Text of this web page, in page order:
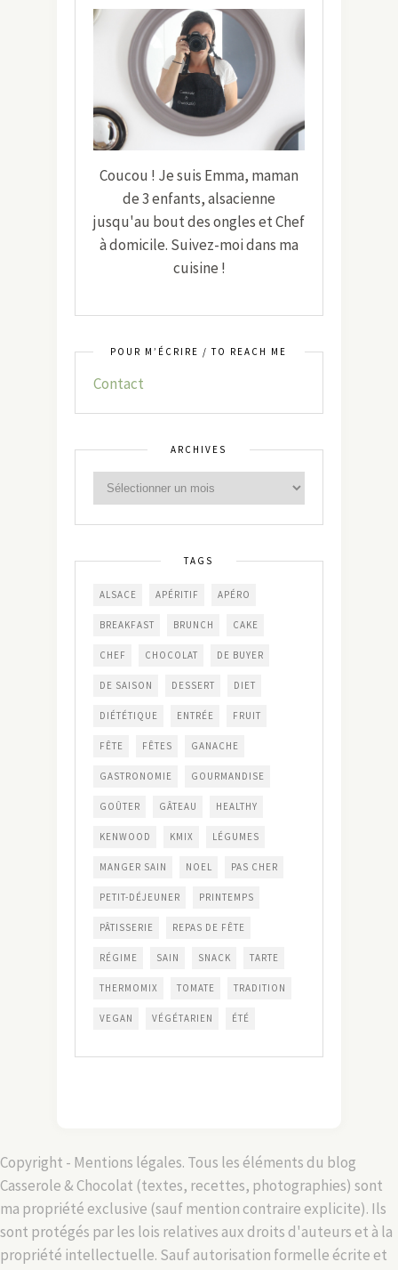
Coucou ! Je suis Emma, maman
de 3 enfants, alsacienne
jusqu'au bout des ongles et Chef
à domicile. Suivez-moi dans ma
cuisine !
POUR M’ÉCRIRE / TO REACH ME
Contact
ARCHIVES
TAGS
ALSACE APÉRITIF APÉRO
BREAKFAST BRUNCH CAKE
CHEF CHOCOLAT DE BUYER
DE SAISON DESSERT DIET
DIÉTÉTIQUE ENTRÉE FRUIT
FÊTE FÊTES GANACHE
GASTRONOMIE GOURMANDISE
GOÛTER GÂTEAU HEALTHY
KENWOOD KMIX LÉGUMES
MANGER SAIN NOEL PAS CHER
PETIT-DÉJEUNER PRINTEMPS
PÂTISSERIE REPAS DE FÊTE
RÉGIME SAIN SNACK TARTE
THERMOMIX TOMATE TRADITION
VEGAN VÉGÉTARIEN ÉTÉ
Copyright - Mentions légales. Tous les éléments du blog
Casserole & Chocolat (textes, recettes, photographies) sont
ma propriété exclusive (sauf mention contraire explicite). Ils
sont protégés par les lois relatives aux droits d'auteurs et à la
propriété intellectuelle. Sauf autorisation formelle écrite et